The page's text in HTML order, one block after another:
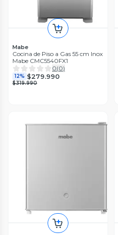
Mabe
Cocina de Piso a Gas 55 cm Inox
Mabe CMC5540FX1
0(0)
12% $279.990
$319.990